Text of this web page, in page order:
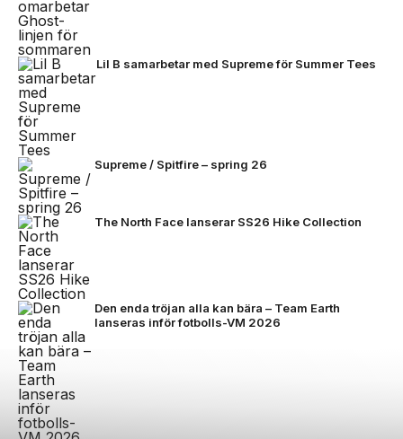
Lil B samarbetar med Supreme för Summer Tees
Supreme / Spitfire – spring 26
The North Face lanserar SS26 Hike Collection
Den enda tröjan alla kan bära – Team Earth
lanseras inför fotbolls-VM 2026